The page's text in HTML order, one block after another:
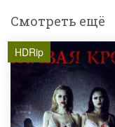
Смотреть ещё
HDRip